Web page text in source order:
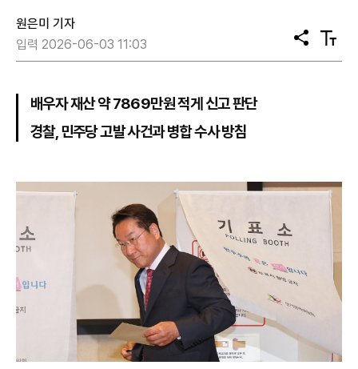
원은미 기자
입력 2026-06-03 11:03
공
유
텍
스
배우자 재산 약 7869만원 적게 신고 판단
경찰, 민주당 고발 사건과 병합 수사 방침